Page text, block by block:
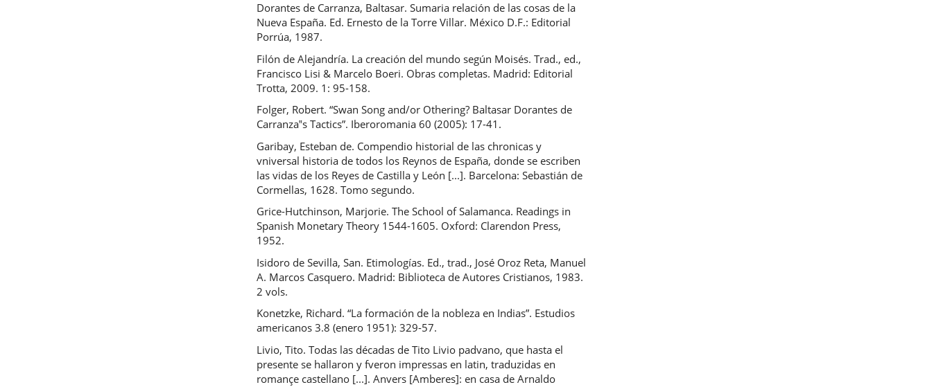
Dorantes de Carranza, Baltasar. Sumaria relación de las cosas de la
Nueva España. Ed. Ernesto de la Torre Villar. México D.F.: Editorial
Porrúa, 1987.
Filón de Alejandría. La creación del mundo según Moisés. Trad., ed.,
Francisco Lisi & Marcelo Boeri. Obras completas. Madrid: Editorial
Trotta, 2009. 1: 95-158.
Folger, Robert. “Swan Song and/or Othering? Baltasar Dorantes de
Carranza‟s Tactics”. Iberoromania 60 (2005): 17-41.
Garibay, Esteban de. Compendio historial de las chronicas y
vniversal historia de todos los Reynos de España, donde se escriben
las vidas de los Reyes de Castilla y León [...]. Barcelona: Sebastián de
Cormellas, 1628. Tomo segundo.
Grice-Hutchinson, Marjorie. The School of Salamanca. Readings in
Spanish Monetary Theory 1544-1605. Oxford: Clarendon Press,
1952.
Isidoro de Sevilla, San. Etimologías. Ed., trad., José Oroz Reta, Manuel
A. Marcos Casquero. Madrid: Biblioteca de Autores Cristianos, 1983.
2 vols.
Konetzke, Richard. “La formación de la nobleza en Indias”. Estudios
americanos 3.8 (enero 1951): 329-57.
Livio, Tito. Todas las décadas de Tito Livio padvano, que hasta el
presente se hallaron y fveron impressas en latin, traduzidas en
romançe castellano [...]. Anvers [Amberes]: en casa de Arnaldo